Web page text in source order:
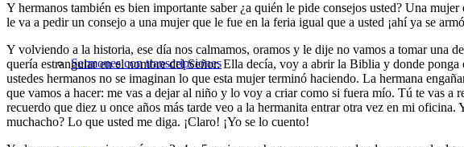
Sermones con transcripciones
Y hermanos también es bien importante saber ¿a quién le pide consejos usted? Una
le va a pedir un consejo a una mujer que le fue en la feria igual que a usted ¡ahí ya se
Y volviendo a la historia, ese día nos calmamos, oramos y le dije no vamos a tomar una
quería estrangular en el nombre del Señor. Ella decía, voy a abrir la Biblia y donde
ustedes hermanos no se imaginan lo que esta mujer terminó haciendo. La hermana
que vamos a hacer: me vas a dejar al niño y lo voy a criar como si fuera mío. Tú te vas
recuerdo que diez u once años más tarde veo a la hermanita entrar otra vez en mi
muchacho? Lo que usted me diga. ¡Claro! ¡Yo se lo cuento!